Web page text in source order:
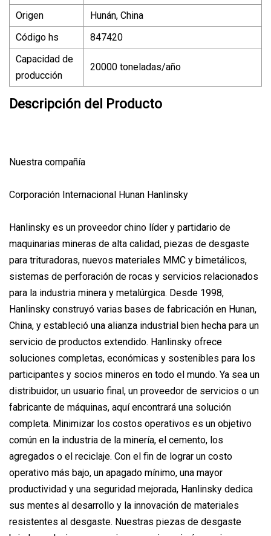
Origen
Hunán, China
Código hs
847420
Capacidad de
producción
20000 toneladas/año
Descripción del Producto
Nuestra compañía
Corporación Internacional Hunan Hanlinsky
Hanlinsky es un proveedor chino líder y partidario de
maquinarias mineras de alta calidad, piezas de desgaste
para trituradoras, nuevos materiales MMC y bimetálicos,
sistemas de perforación de rocas y servicios relacionados
para la industria minera y metalúrgica. Desde 1998,
Hanlinsky construyó varias bases de fabricación en Hunan,
China, y estableció una alianza industrial bien hecha para un
servicio de productos extendido. Hanlinsky ofrece
soluciones completas, económicas y sostenibles para los
participantes y socios mineros en todo el mundo. Ya sea un
distribuidor, un usuario final, un proveedor de servicios o un
fabricante de máquinas, aquí encontrará una solución
completa. Minimizar los costos operativos es un objetivo
común en la industria de la minería, el cemento, los
agregados o el reciclaje. Con el fin de lograr un costo
operativo más bajo, un apagado mínimo, una mayor
productividad y una seguridad mejorada, Hanlinsky dedica
sus mentes al desarrollo y la innovación de materiales
resistentes al desgaste. Nuestras piezas de desgaste